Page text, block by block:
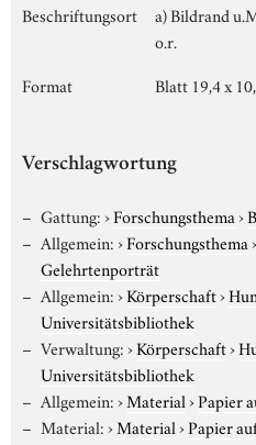
Beschriftungsort
a) Bildrand
o.r.
Format
Blatt 19,4 x
Verschlagwortung
Gattung:›Forschungsthema›
Allgemein:›Forschungsthema›
Gelehrtenporträt
Allgemein:›Körperschaft›
Universitätsbibliothek
Verwaltung:›Körperschaft›
Universitätsbibliothek
Allgemein:›Material›Papier
Material:›Material›Papier